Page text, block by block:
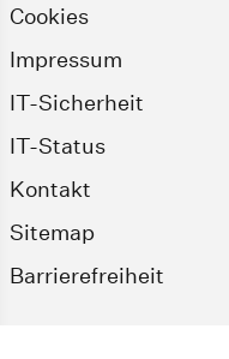
Cookies
Impressum
IT-Sicherheit
IT-Status
Kontakt
Sitemap
Barrierefreiheit